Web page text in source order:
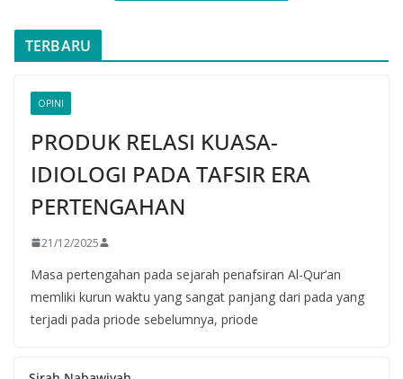
TERBARU
OPINI
PRODUK RELASI KUASA-
IDIOLOGI PADA TAFSIR ERA
PERTENGAHAN
21/12/2025
Masa pertengahan pada sejarah penafsiran Al-Qur’an
memliki kurun waktu yang sangat panjang dari pada yang
terjadi pada priode sebelumnya, priode